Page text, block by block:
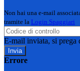
Non hai una e-mail
tramite la Login Spaggiari
E-mail inviata, si prega
Errore